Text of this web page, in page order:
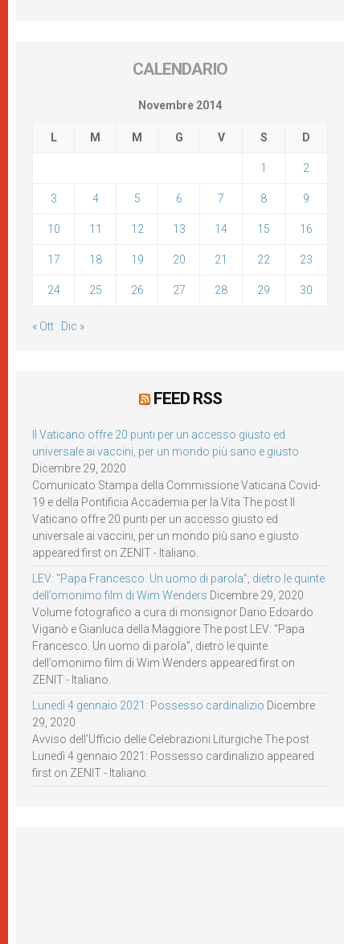
CALENDARIO
Novembre 2014
L M M G V S D
1 2
3 4 5 6 7 8 9
10 11 12 13 14 15 16
17 18 19 20 21 22 23
24 25 26 27 28 29 30
« Ott Dic »
FEED RSS
Il Vaticano offre 20 punti per un accesso giusto ed
universale ai vaccini, per un mondo più sano e giusto
Dicembre 29, 2020
Comunicato Stampa della Commissione Vaticana Covid-
19 e della Pontificia Accademia per la Vita The post Il
Vaticano offre 20 punti per un accesso giusto ed
universale ai vaccini, per un mondo più sano e giusto
appeared first on ZENIT - Italiano.
LEV: “Papa Francesco. Un uomo di parola”, dietro le quinte
dell’omonimo film di Wim Wenders Dicembre 29, 2020
Volume fotografico a cura di monsignor Dario Edoardo
Viganò e Gianluca della Maggiore The post LEV: “Papa
Francesco. Un uomo di parola”, dietro le quinte
dell’omonimo film di Wim Wenders appeared first on
ZENIT - Italiano.
Lunedì 4 gennaio 2021: Possesso cardinalizio Dicembre
29, 2020
Avviso dell’Ufficio delle Celebrazioni Liturgiche The post
Lunedì 4 gennaio 2021: Possesso cardinalizio appeared
first on ZENIT - Italiano.